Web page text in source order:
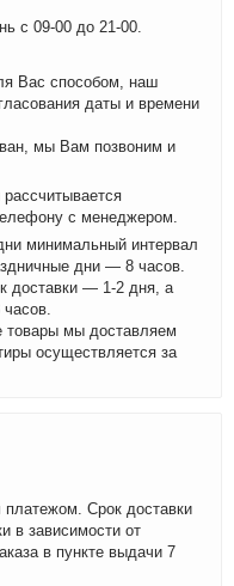
с 09-00 до 21-00.
Вас способом, наш
даты и времени
мы Вам позвоним и
с менеджером.
минимальный интервал
дни — 8 часов.
доставки — 1-2 дня, а
товары мы доставляем
осуществляется за
Срок доставки
в зависимости от
в пункте выдачи 7